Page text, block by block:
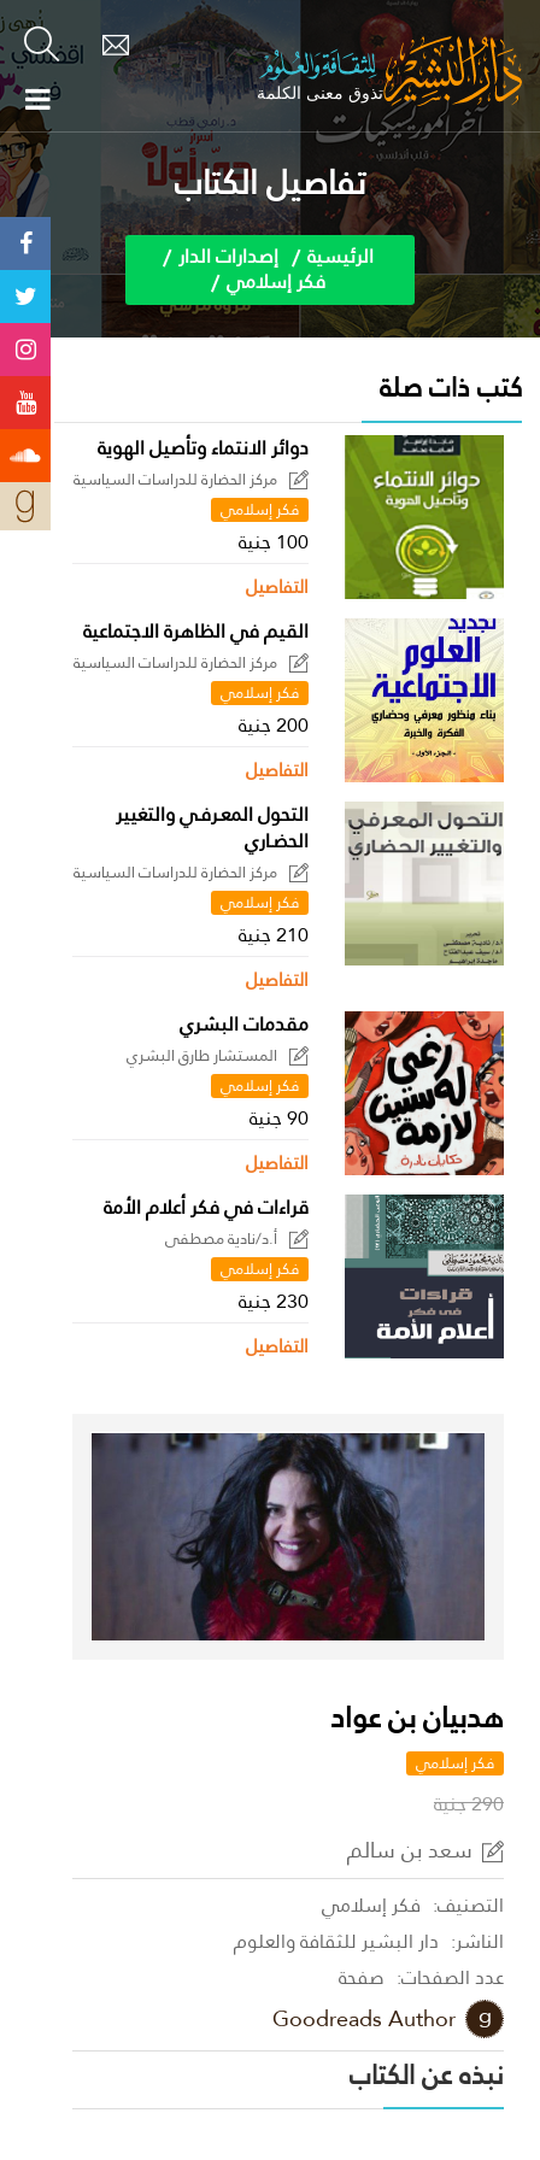
تفاصيل الكتاب
الرئيسية إصدارات الدار
فكر إسلامي
كتب ذات صلة
دوائر الانتماء وتأصيل الهوية
مركز الحضارة للدراسات السياسية
فكر إسلامي
100 جنية
التفاصيل
القيم في الظاهرة الاجتماعية
مركز الحضارة للدراسات السياسية
فكر إسلامي
200 جنية
التفاصيل
التحول المعـرفـي والتغيير
الحضـاري
مركز الحضارة للدراسات السياسية
فكر إسلامي
210 جنية
التفاصيل
مقدمات البشري
المستشار طارق البشري
فكر إسلامي
90 جنية
التفاصيل
قراءات في فكر أعلام الأمة
أ.د/نادية مصطفى
فكر إسلامي
230 جنية
التفاصيل
هدبيان بن عواد
فكر إسلامي
290 جنية
سعد بن سالم
التصنيف: فكر إسلامي
الناشر: دار البشير للثقافة والعلوم
عدد الصفحات: صفحة
Goodreads Author
نبذه عن الكتاب